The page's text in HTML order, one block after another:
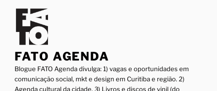
conteúdo
FATO AGENDA
Blogue FATO Agenda divulga: 1) vagas e oportunidades em
comunicação social, mkt e design em Curitiba e região. 2)
Agenda cultural da cidade. 3) Livros e discos de vinil (do